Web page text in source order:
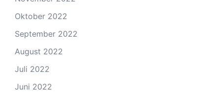
Oktober 2022
September 2022
August 2022
Juli 2022
Juni 2022